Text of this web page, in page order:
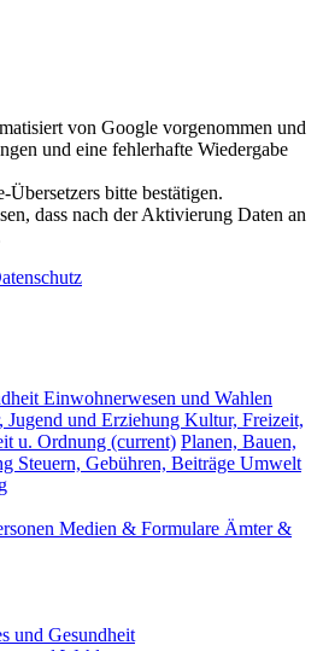
von Google vorgenommen und
und eine fehlerhafte Wiedergabe
bitte bestätigen.
dass nach der Aktivierung Daten an
Einwohnerwesen und Wahlen
Jugend und Erziehung Kultur, Freizeit,
u. Ordnung (current) Planen, Bauen,
Steuern, Gebühren, Beiträge Umwelt
Medien & Formulare Ämter &
und Gesundheit